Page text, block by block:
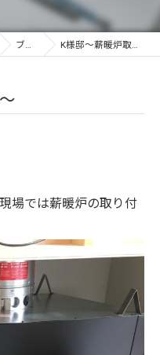
ブログ K様邸〜薪暖炉取り付け〜
場では薪暖炉の取り付